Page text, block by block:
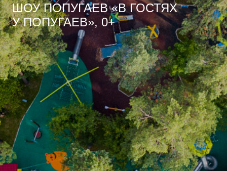
ШОУ ПОПУГАЕВ «В ГОСТЯХ
У ПОПУГАЕВ», 0+